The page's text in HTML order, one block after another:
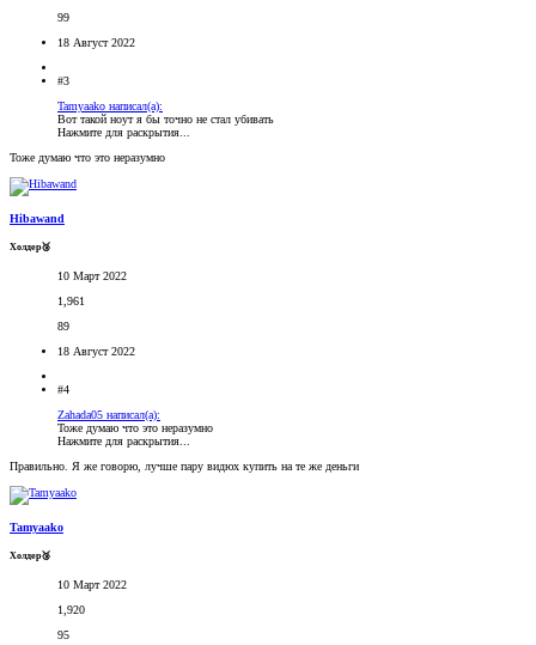
99
18 Август 2022
#3
Tamyaako написал(а):
Вот такой ноут я бы точно не стал убивать
Нажмите для раскрытия...
Тоже думаю что это неразумно
Hibawand
Холдер🥉
10 Март 2022
1,961
89
18 Август 2022
#4
Zahada05 написал(а):
Тоже думаю что это неразумно
Нажмите для раскрытия...
Правильно. Я же говорю, лучше пару видюх купить на те же деньги
Tamyaako
Холдер🥉
10 Март 2022
1,920
95